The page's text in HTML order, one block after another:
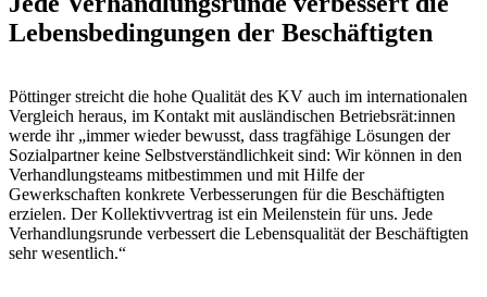
Lebensbedingungen der Beschäftigten
Pöttinger streicht die hohe Qualität des KV auch im internationalen
Vergleich heraus, im Kontakt mit ausländischen Betriebsrät:innen
werde ihr „immer wieder bewusst, dass tragfähige Lösungen der
Sozialpartner keine Selbstverständlichkeit sind: Wir können in den
Verhandlungsteams mitbestimmen und mit Hilfe der
Gewerkschaften konkrete Verbesserungen für die Beschäftigten
erzielen. Der Kollektivvertrag ist ein Meilenstein für uns. Jede
Verhandlungsrunde verbessert die Lebensqualität der Beschäftigten
sehr wesentlich.“